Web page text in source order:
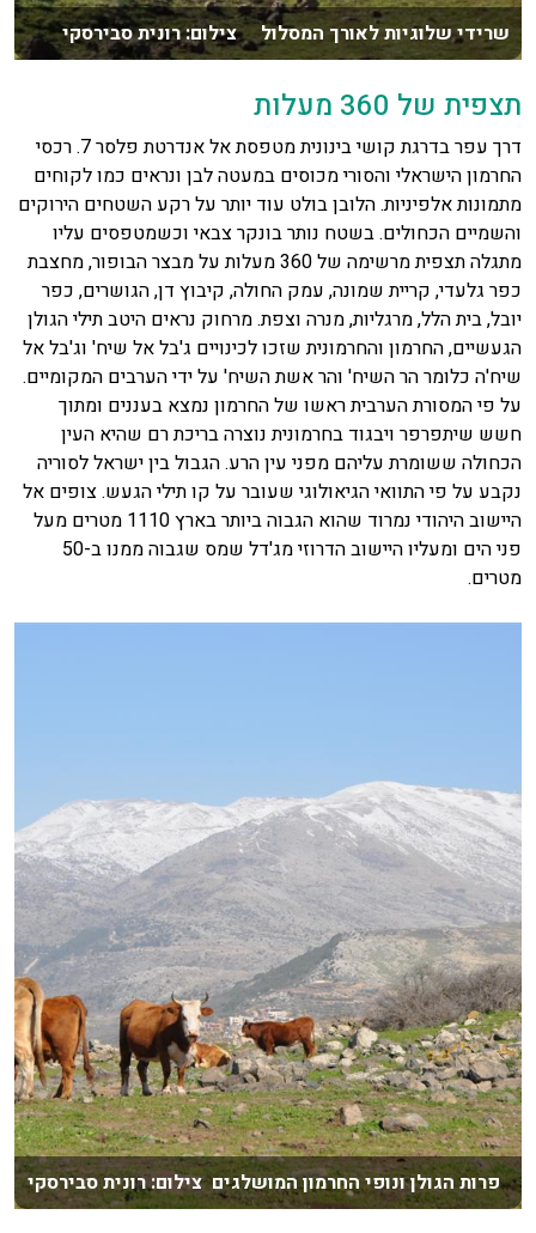
שרידי שלוגיות לאורך המסלול צילום: רונית סבירסקי
תצפית של 360 מעלות
דרך עפר בדרגת קושי בינונית מטפסת אל אנדרטת פלסר 7. רכסי
החרמון הישראלי והסורי מכוסים במעטה לבן ונראים כמו לקוחים
מתמונות אלפיניות. הלובן בולט עוד יותר על רקע השטחים הירוקים
והשמיים הכחולים. בשטח נותר בונקר צבאי וכשמטפסים עליו
מתגלה תצפית מרשימה של 360 מעלות על מבצר הבופור, מחצבת
כפר גלעדי, קריית שמונה, עמק החולה, קיבוץ דן, הגושרים, כפר
יובל, בית הלל, מרגליות, מנרה וצפת. מרחוק נראים היטב תילי הגולן
הגעשיים, החרמון והחרמונית שזכו לכינויים ג'בל אל שיח' וג'בל אל
שיח'ה כלומר הר השיח' והר אשת השיח' על ידי הערבים המקומיים.
על פי המסורת הערבית ראשו של החרמון נמצא בעננים ומתוך
חשש שיתפרפר ויבגוד בחרמונית נוצרה בריכת רם שהיא העין
הכחולה ששומרת עליהם מפני עין הרע. הגבול בין ישראל לסוריה
נקבע על פי התוואי הגיאולוגי שעובר על קו תילי הגעש. צופים אל
היישוב היהודי נמרוד שהוא הגבוה ביותר בארץ 1110 מטרים מעל
פני הים ומעליו היישוב הדרוזי מג'דל שמס שגבוה ממנו ב-50
מטרים.
פרות הגולן ונופי החרמון המושלגים צילום: רונית סבירסקי